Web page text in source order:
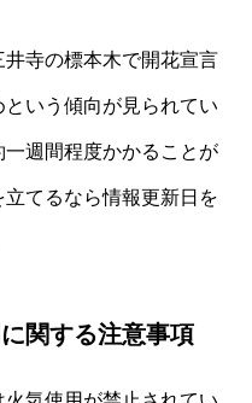
寺の標本木で開花宣言
いう傾向が見られてい
週間程度かかることが
てるなら情報更新日を
関する注意事項